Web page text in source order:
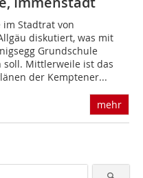
im Stadtrat von
diskutiert, was mit
Grundschule
soll. Mittlerweile ist das
der Kemptener...
mehr